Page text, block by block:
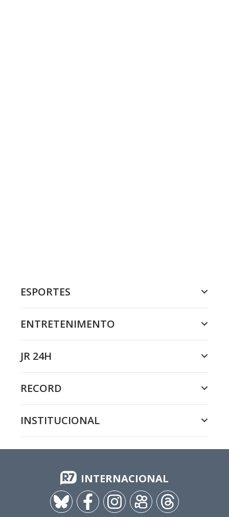
ESPORTES
ENTRETENIMENTO
JR 24H
RECORD
INSTITUCIONAL
INTERNACIONAL